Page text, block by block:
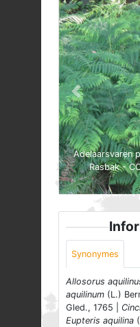
Adelaarsvaren
Rasbak -
Previous
Synonymes
Allosorus
aquilinum (L.)
Gled., 1765 |
Eupteris aquilina